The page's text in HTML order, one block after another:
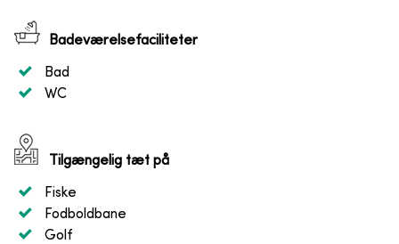
Badeværelsefaciliteter
Bad
WC
Tilgængelig tæt på
Fiske
Fodboldbane
Golf